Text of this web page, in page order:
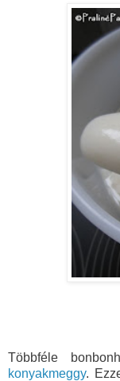
Többféle
konyakmeggy.